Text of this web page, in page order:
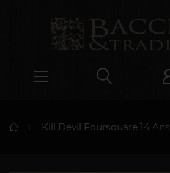
Kill Devil Foursquare 14 Ans